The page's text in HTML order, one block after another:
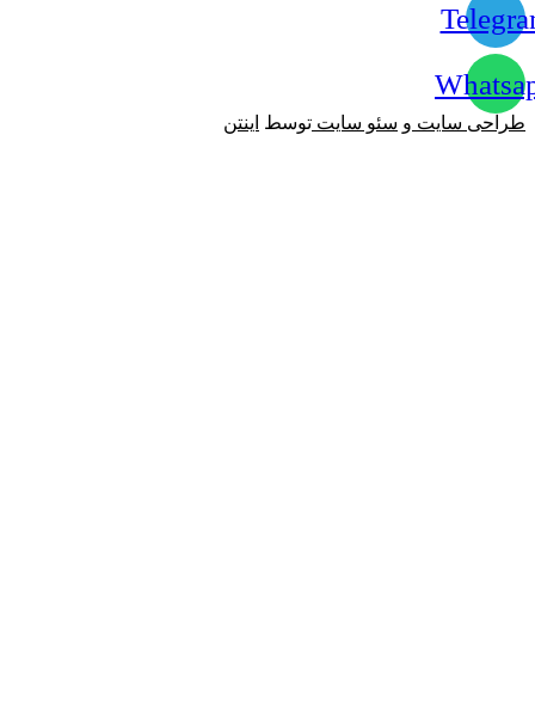
طراحی سایت و سئو سایت توسط اینتن